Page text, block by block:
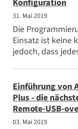
Konfiguration
31. Mai 2019
Die
Einsatz ist keine
jedoch, dass
Einführung von
Plus - die
Remote-USB-
03. Mai 2019